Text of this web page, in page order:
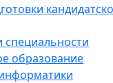
специальности
образование